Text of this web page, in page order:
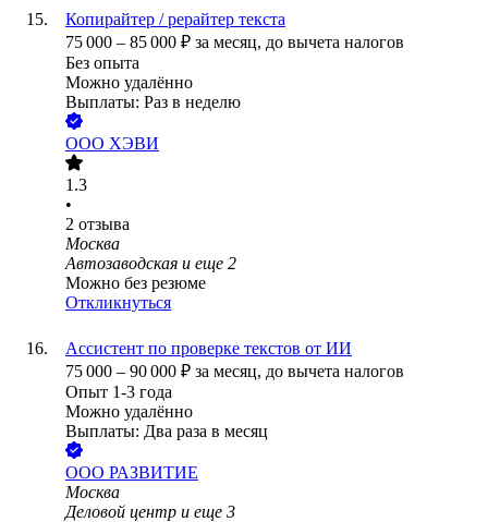
Копирайтер / рерайтер текста
75 000 – 85 000 ₽ за месяц, до вычета налогов
Без опыта
Можно удалённо
Выплаты: Раз в неделю
ООО ХЭВИ
1.3
•
2 отзыва
Москва
Автозаводская и еще 2
Можно без резюме
Откликнуться
Ассистент по проверке текстов от ИИ
75 000 – 90 000 ₽ за месяц, до вычета налогов
Опыт 1-3 года
Можно удалённо
Выплаты: Два раза в месяц
ООО РАЗВИТИЕ
Москва
Деловой центр и еще 3